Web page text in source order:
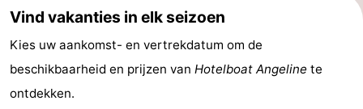
Coffeeshops
Homohoofdstad
Vind vakanties in elk seizoen
Kies uw aankomst- en vertrekdatum om de
beschikbaarheid en prijzen van Hotelboat Angeline te
ontdekken.